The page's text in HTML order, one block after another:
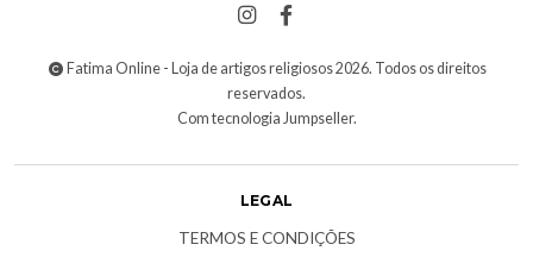
Fatima Online - Loja de artigos religiosos 2026. Todos os direitos
reservados.
Com tecnologia Jumpseller.
LEGAL
TERMOS E CONDIÇÕES